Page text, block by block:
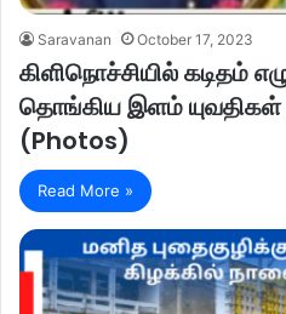
Saravanan October 17, 2023
கிளிநொச்சியில் கடிதம்
தொங்கிய இளம்
(Photos)
Read More »